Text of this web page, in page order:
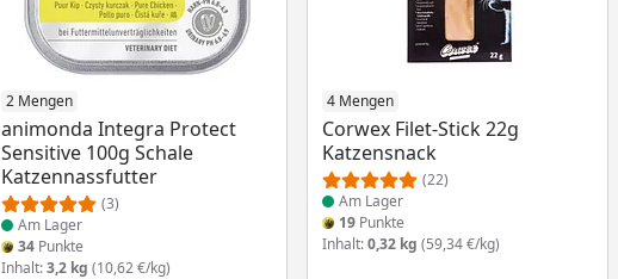
2 Mengen
animonda Integra Protect
Sensitive 100g Schale
Katzennassfutter
(3)
Produkt am Lager
Am Lager
34 Punkte
Inhalt:3,2 kg (10,62 €/kg)
4 Mengen
Corwex Filet-Stick 22g
Katzensnack
(22)
Produkt am Lager
Am Lager
19 Punkte
Inhalt:0,32 kg (59,34 €/kg)